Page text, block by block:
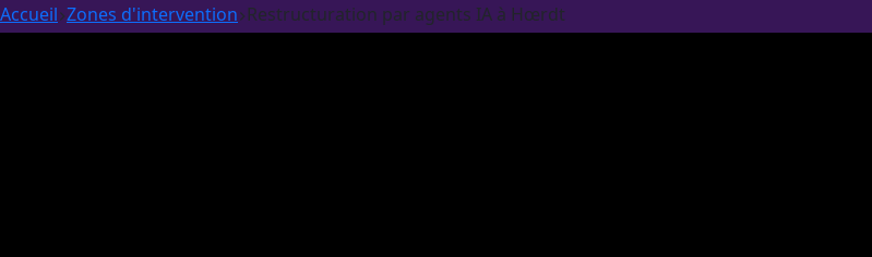
Accueil Zones d'intervention Restructuration par agents IA à Hœrdt